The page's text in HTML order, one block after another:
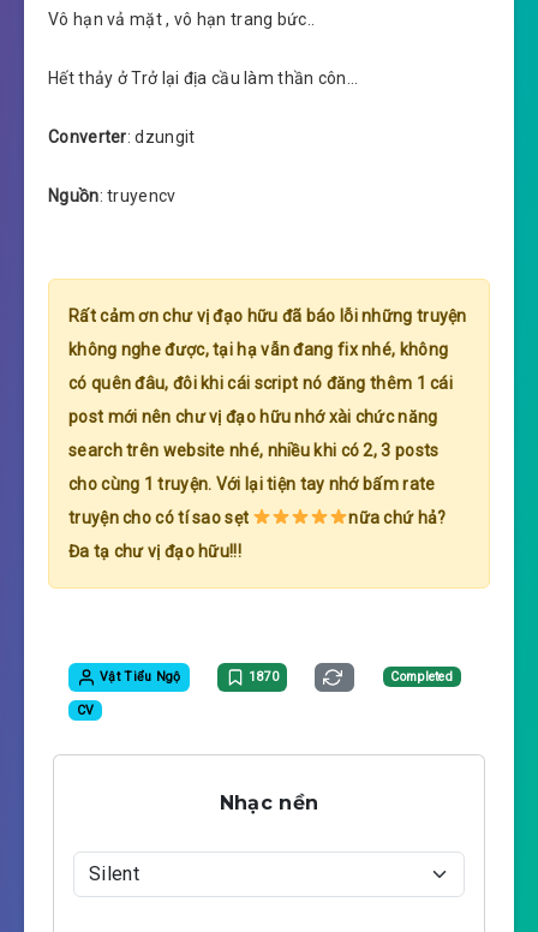
Vô hạn vả mặt , vô hạn trang bức..
Hết thảy ở Trở lại địa cầu làm thần côn…
Converter: dzungit
Nguồn: truyencv
Rất cảm ơn chư vị đạo hữu đã báo lỗi những truyện
không nghe được, tại hạ vẫn đang fix nhé, không
có quên đâu, đôi khi cái script nó đăng thêm 1 cái
post mới nên chư vị đạo hữu nhớ xài chức năng
search trên website nhé, nhiều khi có 2, 3 posts
cho cùng 1 truyện. Với lại tiện tay nhớ bấm rate
truyện cho có tí sao sẹt
nữa chứ hả?
Đa tạ chư vị đạo hữu!!!
Vật Tiểu Ngộ 1870 Completed
CV
Nhạc nền